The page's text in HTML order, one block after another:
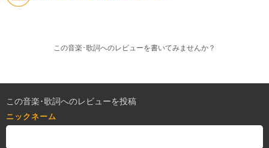
この音楽･歌詞へのレビューを書いてみませんか？
この音楽･歌詞へのレビューを投稿
ニックネーム